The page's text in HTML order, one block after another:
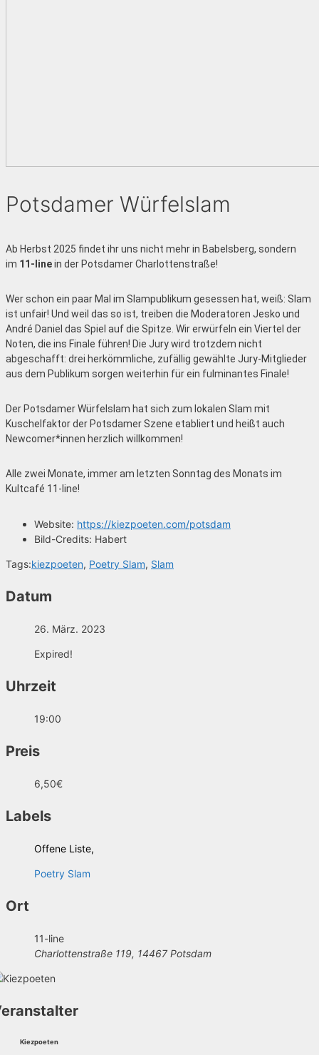
Potsdamer Würfelslam
Ab Herbst 2025 findet ihr uns nicht mehr in Babelsberg, sondern
im 11-linein der Potsdamer Charlottenstraße!
Wer schon ein paar Mal im Slampublikum gesessen hat, weiß: Slam
ist unfair! Und weil das so ist, treiben die Moderatoren Jesko und
André Daniel das Spiel auf die Spitze. Wir erwürfeln ein Viertel der
Noten, die ins Finale führen! Die Jury wird trotzdem nicht
abgeschafft: drei herkömmliche, zufällig gewählte Jury-Mitglieder
aus dem Publikum sorgen weiterhin für ein fulminantes Finale!
Der Potsdamer Würfelslam hat sich zum lokalen Slam mit
Kuschelfaktor der Potsdamer Szene etabliert und heißt auch
Newcomer*innen herzlich willkommen!
Alle zwei Monate, immer am letzten Sonntag des Monats im
Kultcafé 11-line!
Website: https://kiezpoeten.com/potsdam
Bild-Credits: Habert
Tags:kiezpoeten, Poetry Slam, Slam
Datum
26. März. 2023
Expired!
Uhrzeit
19:00
Preis
6,50€
Labels
Offene Liste,
Poetry Slam
Ort
11-line
Charlottenstraße 119, 14467 Potsdam
Kiezpoeten